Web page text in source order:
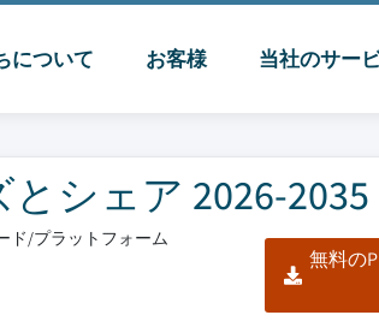
について お客様 当社のサー
シェア 2026-2035
ド/プラットフォーム
無料の